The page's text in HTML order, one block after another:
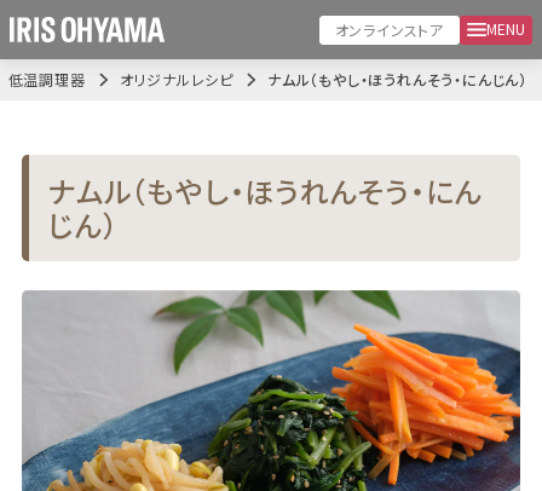
オンラインストア MENU
低温調理器 オリジナルレシピ ナムル（もやし・ほうれんそう・にんじん）
ナムル（もやし・ほうれんそう・にん
じん）